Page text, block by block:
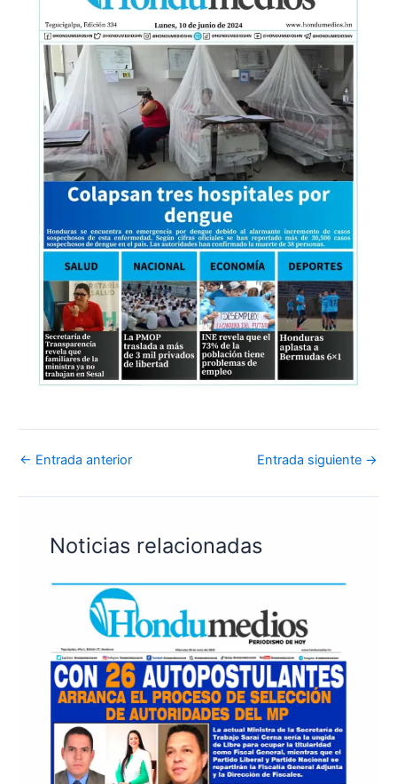
← Entrada anterior Entrada siguiente →
Noticias relacionadas